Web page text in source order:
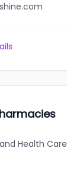
Health Care